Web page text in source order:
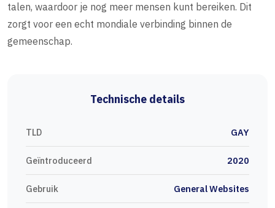
talen, waardoor je nog meer mensen kunt bereiken. Dit
zorgt voor een echt mondiale verbinding binnen de
gemeenschap.
Technische details
TLD GAY
Geïntroduceerd 2020
Gebruik General Websites